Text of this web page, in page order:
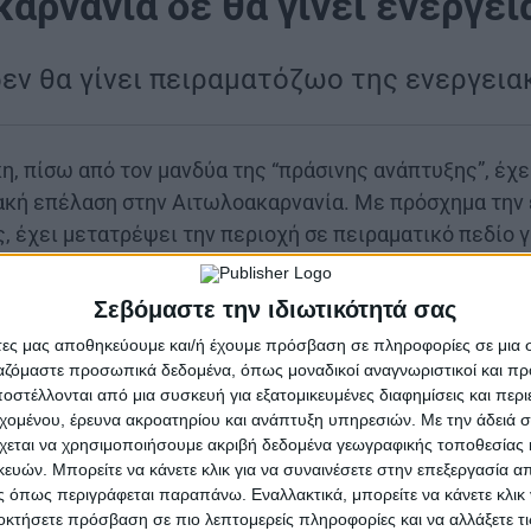
Σεβόμαστε την ιδιωτικότητά σας
μας αποθηκεύουμε και/ή έχουμε πρόσβαση σε πληροφορίες σε
προσωπικά δεδομένα, όπως μοναδικοί αναγνωριστικοί και
από μια συσκευή για εξατομικευμένες διαφημίσεις και
έρευνα ακροατηρίου και ανάπτυξη υπηρεσιών. Με την άδειά
να χρησιμοποιήσουμε ακριβή δεδομένα γεωγραφικής τοποθεσίας
Μπορείτε να κάνετε κλικ για να συναινέσετε στην επεξεργασία
περιγράφεται παραπάνω. Εναλλακτικά, μπορείτε να κάνετε κλικ
πρόσβαση σε πιο λεπτομερείς πληροφορίες και να αλλάξετε
θα γίνει πειραματόζωο της
πίσω από τον μανδύα της “πράσινης ανάπτυξης”,
επέλαση στην Αιτωλοακαρνανία. Με πρόσχημα την
έχει μετατρέψει την περιοχή σε πειραματικό πεδίο
έργων, χωρίς κανόνες, χωρίς
ή στους ανθρώπους του τόπου. Η λίμνη Τριχωνίδα, η
της χώρας – υπό καθεστώς προστασίας –
που απειλεί να αλλοιώσει οριστικά τη
με τον χάρτη της ΡΑΑΕΥ, έχουν εκδοθεί πάνω από
σε λίμνες της Αιτωλοακαρνανίας και των όμορων